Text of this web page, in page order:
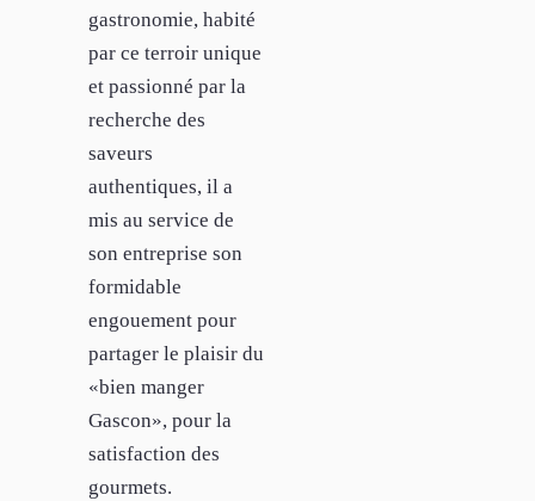
gastronomie, habité
par ce terroir unique
et passionné par la
recherche des
saveurs
authentiques, il a
mis au service de
son entreprise son
formidable
engouement pour
partager le plaisir du
«bien manger
Gascon», pour la
satisfaction des
gourmets.